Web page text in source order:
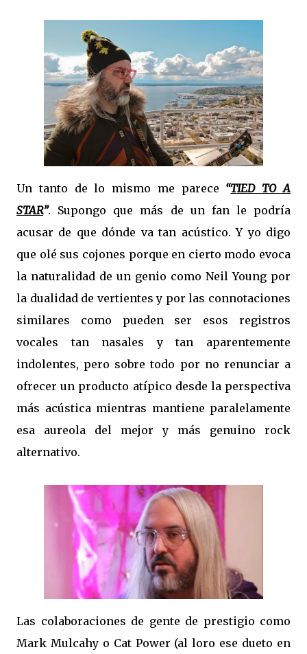
Un tanto de lo mismo me parece “TIED TO A
STAR”. Supongo que más de un fan le podría
acusar de que dónde va tan acústico. Y yo digo
que olé sus cojones porque en cierto modo evoca
la naturalidad de un genio como Neil Young por
la dualidad de vertientes y por las connotaciones
similares como pueden ser esos registros
vocales tan nasales y tan aparentemente
indolentes, pero sobre todo por no renunciar a
ofrecer un producto atípico desde la perspectiva
más acústica mientras mantiene paralelamente
esa aureola del mejor y más genuino rock
alternativo.
Las colaboraciones de gente de prestigio como
Mark Mulcahy o Cat Power (al loro ese dueto en